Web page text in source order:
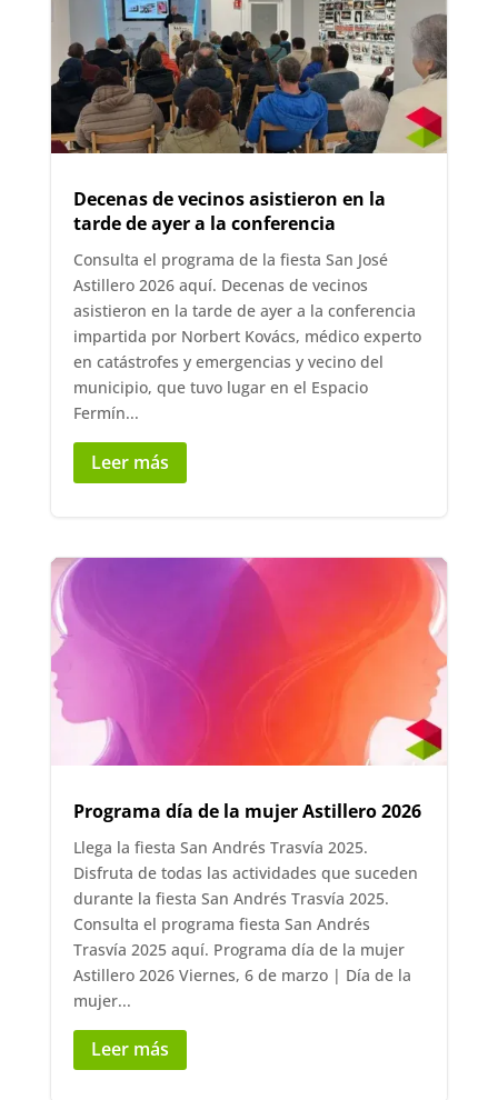
Decenas de vecinos asistieron en la
tarde de ayer a la conferencia
Consulta el programa de la fiesta San José
Astillero 2026 aquí. Decenas de vecinos
asistieron en la tarde de ayer a la conferencia
impartida por Norbert Kovács, médico experto
en catástrofes y emergencias y vecino del
municipio, que tuvo lugar en el Espacio
Fermín...
Leer más
Programa día de la mujer Astillero 2026
Llega la fiesta San Andrés Trasvía 2025.
Disfruta de todas las actividades que suceden
durante la fiesta San Andrés Trasvía 2025.
Consulta el programa fiesta San Andrés
Trasvía 2025 aquí. Programa día de la mujer
Astillero 2026 Viernes, 6 de marzo | Día de la
mujer...
Leer más